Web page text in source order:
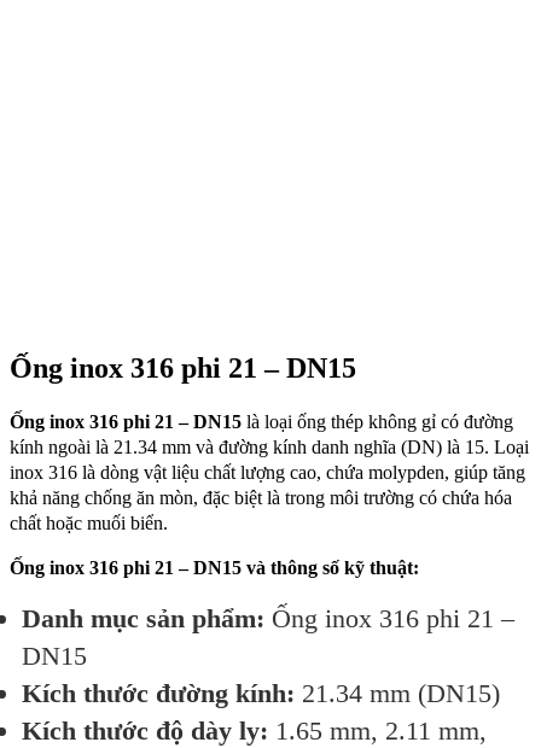
Ống inox 316 phi 21 – DN15
Ống inox 316 phi 21 – DN15 là loại ống thép không gỉ có đường
kính ngoài là 21.34 mm và đường kính danh nghĩa (DN) là 15. Loại
inox 316 là dòng vật liệu chất lượng cao, chứa molypden, giúp tăng
khả năng chống ăn mòn, đặc biệt là trong môi trường có chứa hóa
chất hoặc muối biển.
Ống inox 316 phi 21 – DN15 và thông số kỹ thuật:
Danh mục sản phẩm: Ống inox 316 phi 21 –
DN15
Kích thước đường kính: 21.34 mm (DN15)
Kích thước độ dày ly: 1.65 mm, 2.11 mm,